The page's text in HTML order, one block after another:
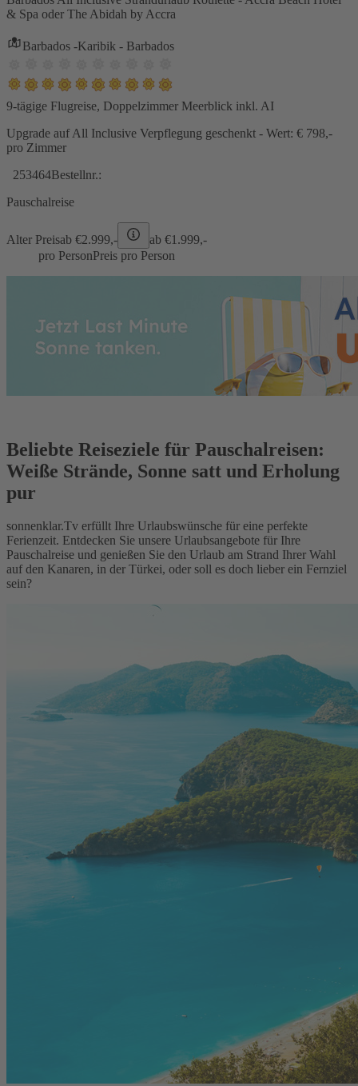
& Spa oder The Abidah by Accra
Barbados -Karibik - Barbados
9-tägige Flugreise, Doppelzimmer Meerblick inkl. AI
Upgrade auf All Inclusive Verpflegung geschenkt - Wert: € 798,-
pro Zimmer
253464Bestellnr.:
Pauschalreise
Alter Preisab €2.999,- ab €1.999,-
pro PersonPreis pro Person
Beliebte Reiseziele für Pauschalreisen:
Weiße Strände, Sonne satt und Erholung
pur
sonnenklar.Tv erfüllt Ihre Urlaubswünsche für eine perfekte
Ferienzeit. Entdecken Sie unsere Urlaubsangebote für Ihre
Pauschalreise und genießen Sie den Urlaub am Strand Ihrer Wahl
auf den Kanaren, in der Türkei, oder soll es doch lieber ein Fernziel
sein?